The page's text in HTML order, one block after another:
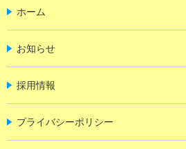
ホーム
お知らせ
採用情報
プライバシーポリシー